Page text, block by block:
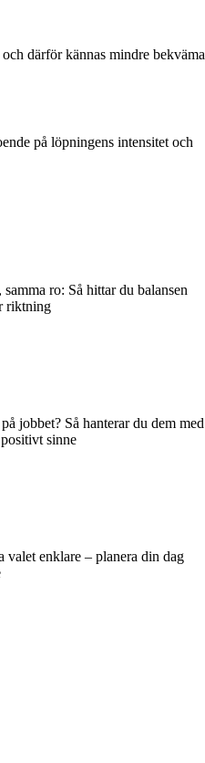
därför kännas mindre bekväma
på löpningens intensitet och
ro: Så hittar du balansen
riktning
jobbet? Så hanterar du dem med
sinne
valet enklare – planera din dag